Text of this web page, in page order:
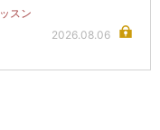
スン
2026.08.06